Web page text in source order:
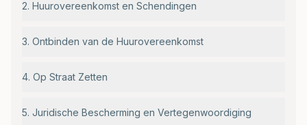
2. Huurovereenkomst en Schendingen
3. Ontbinden van de Huurovereenkomst
4. Op Straat Zetten
5. Juridische Bescherming en Vertegenwoordiging